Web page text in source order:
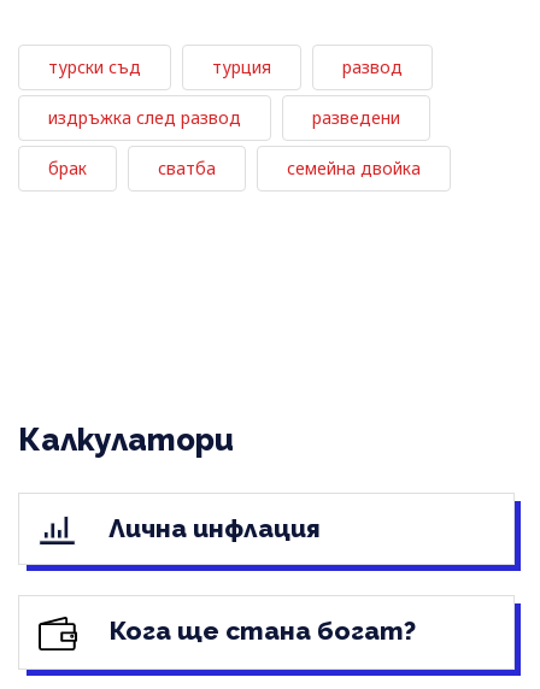
турски съд турция развод
издръжка след развод разведени
брак сватба семейна двойка
Калкулатори
Лична инфлация
Кога ще стана богат?